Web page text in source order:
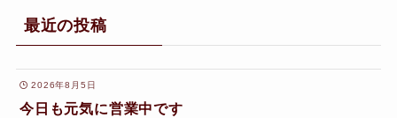
最近の投稿
2026年8月5日
今日も元気に営業中です